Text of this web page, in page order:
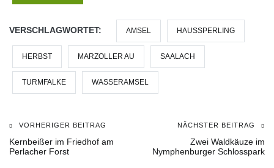
VERSCHLAGWORTET: AMSEL HAUSSPERLING
HERBST MARZOLLER AU SAALACH
TURMFALKE WASSERAMSEL
Beitragsnavigation
VORHERIGER BEITRAG
Kernbeißer im Friedhof am
Perlacher Forst
NÄCHSTER BEITRAG
Zwei Waldkäuze im
Nymphenburger Schlosspark